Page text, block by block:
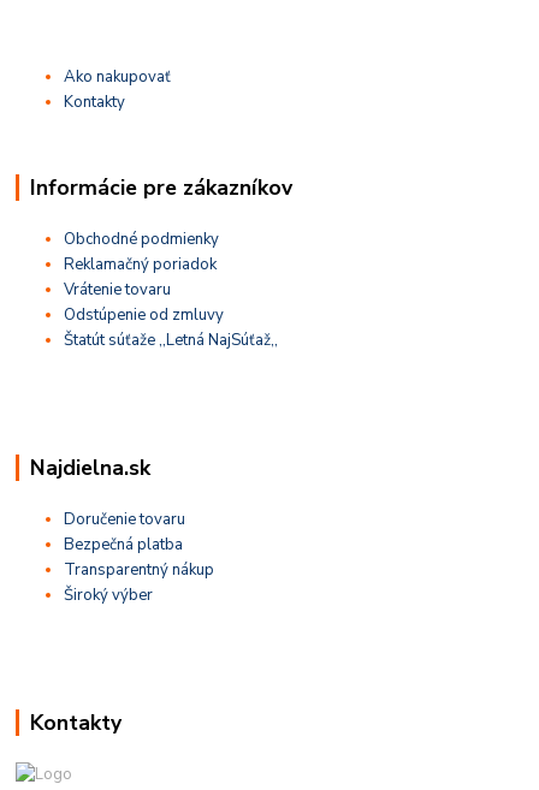
Ako nakupovať
Kontakty
Informácie pre zákazníkov
Obchodné podmienky
Reklamačný poriadok
Vrátenie tovaru
Odstúpenie od zmluvy
Štatút súťaže ,,Letná NajSúťaž,,
Najdielna.sk
Doručenie tovaru
Bezpečná platba
Transparentný nákup
Široký výber
Kontakty